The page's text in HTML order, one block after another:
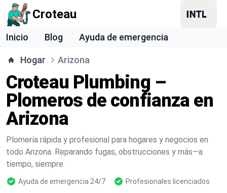
Croteau
Inicio Blog Ayuda de emergencia
Hogar Arizona
Croteau Plumbing –
Plomeros de confianza en
Arizona
Plomería rápida y profesional para hogares y negocios en
todo Arizona. Reparando fugas, obstrucciones y más—a
tiempo, siempre.
Ayuda de emergencia 24/7
Profesionales licenciados